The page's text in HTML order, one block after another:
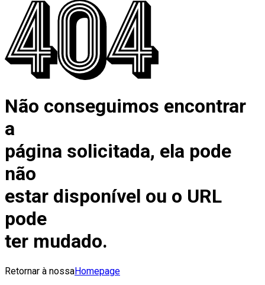
Não conseguimos encontrar
a
página solicitada, ela pode
não
estar disponível ou o URL
pode
ter mudado.
Retornar à nossaHomepage